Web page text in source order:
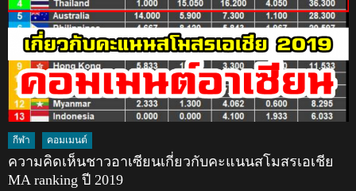
กีฬา คอมเมนต์
ความคิดเห็นชาวอาเซียนเกี่ยวกับคะแนนสโมสรเอเชีย
MA ranking ปี 2019